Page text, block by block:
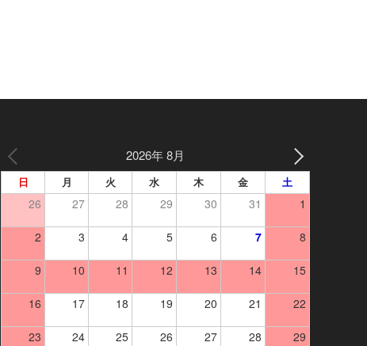
2026年 8月
日 月 火 水 木 金 土
26 27 28 29 30 31 1
2 3 4 5 6 7 8
9 10 11 12 13 14 15
16 17 18 19 20 21 22
23 24 25 26 27 28 29